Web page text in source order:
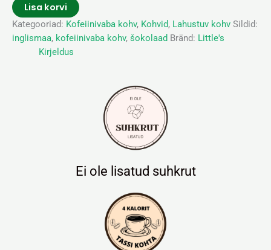
Lisa korvi
Kategooriad: Kofeiinivaba kohv, Kohvid, Lahustuv kohv Sildid:
inglismaa, kofeiinivaba kohv, šokolaad Bränd: Little's
Kirjeldus
Ei ole lisatud suhkrut